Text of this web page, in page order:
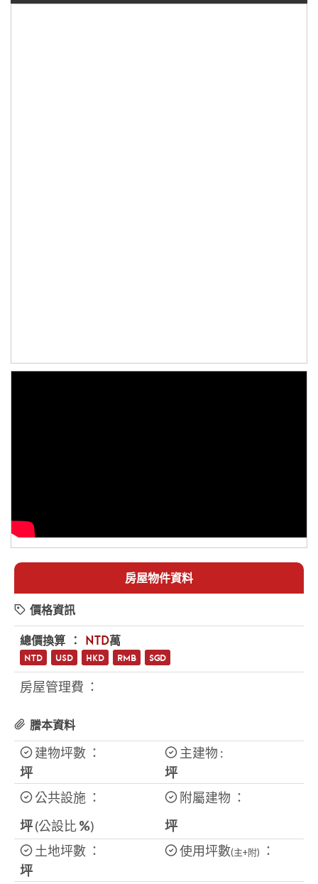
房屋物件資料
價格資訊
總價換算 ： NTD萬
NTD USD HKD RMB SGD
房屋管理費 ：
謄本資料
建物坪數 ：
坪
主建物 :
坪
公共設施 ：
坪(公設比%)
附屬建物 ：
坪
土地坪數 ：
坪
使用坪數(主+附) ：